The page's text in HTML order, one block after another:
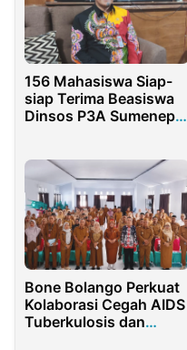
156 Mahasiswa Siap-
siap Terima Beasiswa
Dinsos P3A Sumenep
Bone Bolango Perkuat
Kolaborasi Cegah AIDS
Tuberkulosis dan